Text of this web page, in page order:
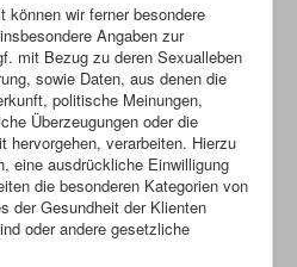
können wir ferner besondere
Angaben zur
mit Bezug zu deren Sexualleben
sowie Daten, aus denen die
politische Meinungen,
Überzeugungen oder die
hervorgehen, verarbeiten. Hierzu
eine ausdrückliche Einwilligung
die besonderen Kategorien von
der Gesundheit der Klienten
oder andere gesetzliche